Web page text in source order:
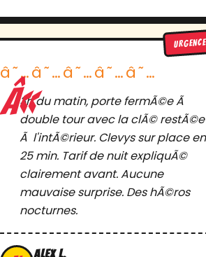
URGENCE
â˜…â˜…â˜…â˜…â˜…
3h du matin, porte fermÃ©e Ã
double tour avec la clÃ© restÃ©e
Ã l'intÃ©rieur. Clevys sur place en
25 min. Tarif de nuit expliquÃ©
clairement avant. Aucune
mauvaise surprise. Des hÃ©ros
nocturnes.
Alex L.